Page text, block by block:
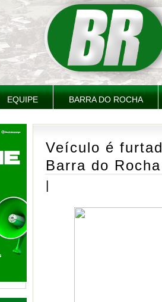
EQUIPE BARRA DO ROCHA
Veículo é
Barra do Rocha
|